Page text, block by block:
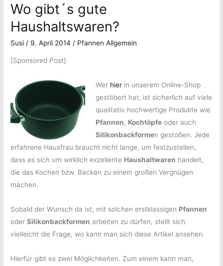
Wo gibt´s gute
Haushaltswaren?
Susi / 9. April 2014 / Pfannen Allgemein
[Sponsored Post]
Wer hierin unserem Online-Shop
gestöbert hat, ist sicherlich auf viele
qualitativ hochwertige Produkte wie
Pfannen, Kochtöpfeoder auch
Silikonbackformen gestoßen. Jede
erfahrene Hausfrau braucht nicht lange, um festzustellen,
dass es sich um wirklich exzellente Haushaltwaren handelt,
die das Kochen bzw. Backen zu einem großen Vergnügen
machen.
Sobald der Wunsch da ist, mit solchen erstklassigen Pfannen
oderSilikonbackformen arbeiten zu dürfen, stellt sich
vielleicht die Frage, wo kann man sich diese Artikel ansehen.
Hierfür gibt es zwei Möglichkeiten. Zum einem kann man,